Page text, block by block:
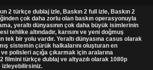
2 türkçe dublaj izle, Baskın 2 full izle, Baskın 2
çok daha zorlu olan baskın operasyonuyla
yeraltı dünyasının çok daha büyük isimlerinin
tehlike altındadır, karısını ve yeni doğmuş
tek bir yolu vardır. Yeraltı dünyasına casus olarak
sistemin çürük halkalarını oluşturan en
polisleri açığa çıkarmak için aralarına
2 filmini türkçe dublaj ve altyazılı olarak 1080p